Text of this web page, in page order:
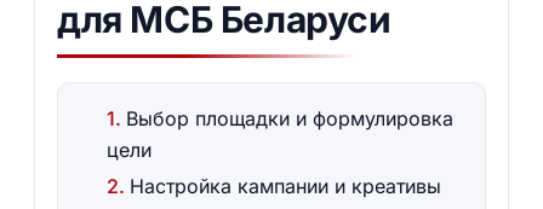
для МСБ Беларуси
Выбор площадки и формулировка
цели
Настройка кампании и креативы